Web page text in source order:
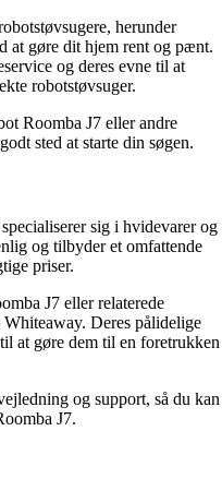
herunder
at gøre dit hjem rent og pænt.
og deres evne til at
robotstøvsuger.
Roomba J7 eller andre
sted at starte din søgen.
sig i hvidevarer og
og tilbyder et omfattende
priser.
J7 eller relaterede
Deres pålidelige
at gøre dem til en foretrukken
og support, så du kan
J7.